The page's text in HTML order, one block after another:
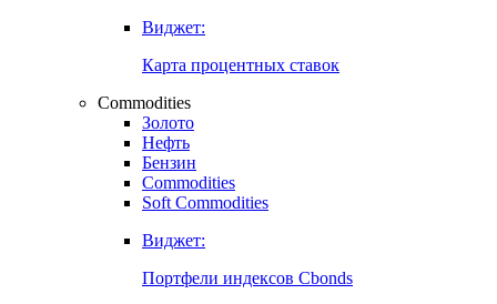
Виджет:
Карта процентных ставок
Commodities
Золото
Нефть
Бензин
Commodities
Soft Commodities
Виджет:
Портфели индексов Cbonds